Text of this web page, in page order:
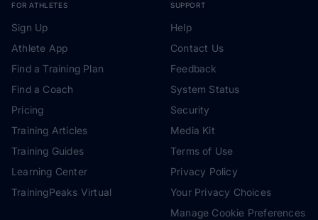
FOR ATHLETES
Sign Up
Athlete App
Find a Training Plan
Find a Coach
Pricing
Training Articles
Training Guides
Learning Center
TrainingPeaks Virtual
SUPPORT
Help
Contact Us
Feedback
System Status
Security
Media Kit
Terms of Use
Privacy Policy
Your Privacy Choices
Manage Cookie Preferences